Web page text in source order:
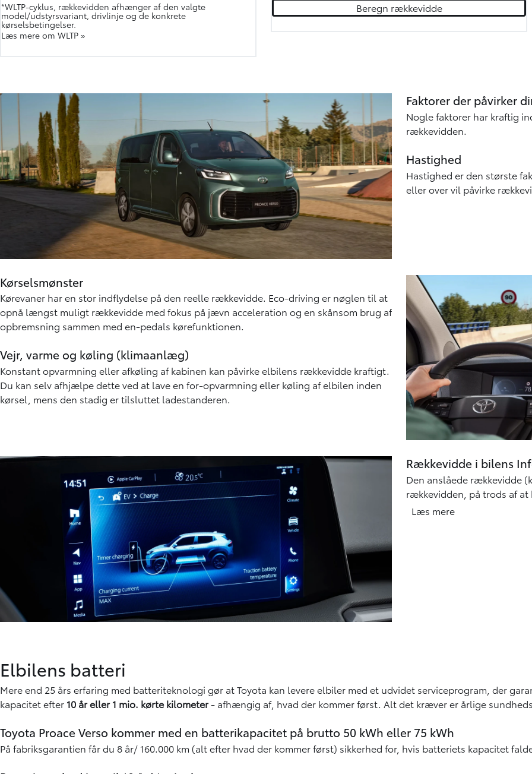
*WLTP-cyklus, rækkevidden afhænger af den valgte
model/udstyrsvariant, drivlinje og de konkrete
kørselsbetingelser.
Læs mere om WLTP »
Beregn rækkevidde
Faktorer der påvirker
Nogle faktorer har kraftig
rækkevidden.
Hastighed
Hastighed er den største
eller over vil påvirke
Kørselsmønster
Kørevaner har en stor indflydelse på den reelle rækkevidde. Eco-driving er nøglen til at
opnå længst muligt rækkevidde med fokus på jævn acceleration og en skånsom brug af
opbremsning sammen med en-pedals kørefunktionen.
Vejr, varme og køling (klimaanlæg)
Konstant opvarmning eller afkøling af kabinen kan påvirke elbilens rækkevidde kraftigt.
Du kan selv afhjælpe dette ved at lave en for-opvarmning eller køling af elbilen inden
kørsel, mens den stadig er tilsluttet ladestanderen.
Rækkevidde i bilens
Den anslåede rækkevidde
rækkevidden, på trods af at
Den rækkevidde, der
Læs mere
Elbilens batteri
Mere end 25 års erfaring med batteriteknologi gør at Toyota kan levere elbiler med et udvidet serviceprogram, der
kapacitet efter 10 år eller 1 mio. kørte kilometer- afhængig af, hvad der kommer først. Alt det kræver er årlige
Toyota Proace Verso kommer med en batterikapacitet på brutto 50 kWh eller 75 kWh
På fabriksgarantien får du 8 år/ 160.000 km (alt efter hvad der kommer først) sikkerhed for, hvis batteriets kapacitet